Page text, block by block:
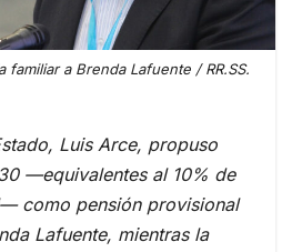
a Brenda Lafuente / RR.SS.
Luis Arce, propuso
—equivalentes al 10% de
como pensión provisional
Lafuente, mientras la